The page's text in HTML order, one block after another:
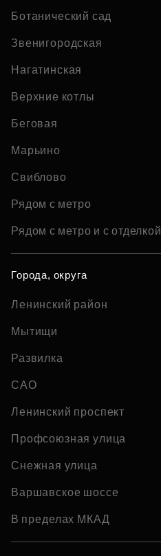
Ботанический сад
Звенигородская
Нагатинская
Верхние котлы
Беговая
Марьино
Свиблово
Рядом с метро
Рядом с метро и с отделкой
Города, округа
Ленинский район
Мытищи
Развилка
САО
Ленинский проспект
Профсоюзная улица
Снежная улица
Варшавское шоссе
В пределах МКАД